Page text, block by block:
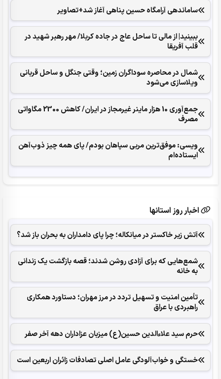
ساماندهی آرامگاه حسین پناهی آغاز شد+تصاویر
ببینید| از مالی تا ساحل عاج در جاده کربلا/ مهر رهبر شهید در
قلب آفریقا
شمال در محاصره سوداگران زمین؛ وقتی جنگل و ساحل قربانی
ویلاسازی می‌شود
جمع‌آوری 10 هزار ماینر غیرمجاز در ایران/ کاهش 2300 مگاواتی
مصرف
ویسی: موفق‌ترین مربی سپاهان بودم/ پای همه چیز ذوب‌آهن
ایستاده‌ام
اخبار روز استانها
آتش زیر خاکستر در میانکاله؛ چرا پای دامداران به بحران باز شد؟
شمع‌هایی که ‌برای آزادی روشن شدند؛ قصه بازگشت یک زندانی
به خانه
تأمین امنیت و تسهیل تردد در مرز مهران؛ دستاورد همکاری‌
راهبردی با عراق
حرم سید علاءالدین حسین(ع) میزبان عزاداران دهه آخر صفر
خستگی و خواب‌آلودگی عامل اصلی تصادفات زائران اربعین است